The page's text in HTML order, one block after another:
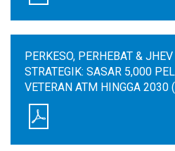
PERKESO, PERHEBAT &
STRATEGIK: SASAR 5,000
VETERAN ATM HINGGA